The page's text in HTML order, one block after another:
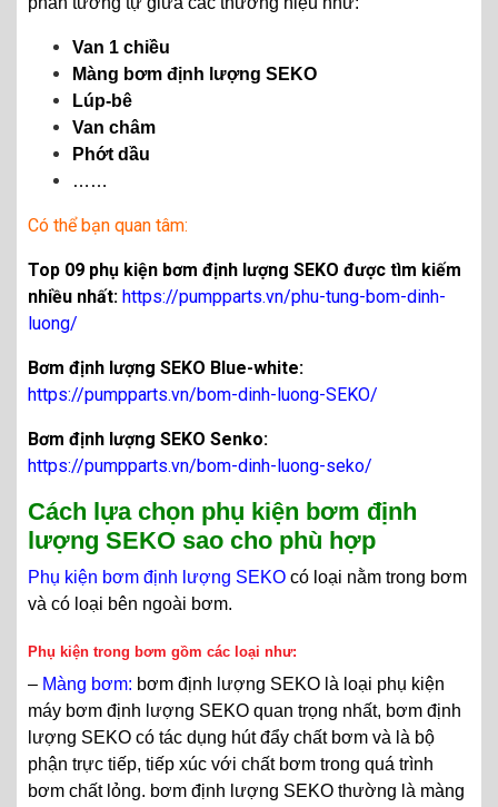
Van 1 chiều
Màng bơm định lượng SEKO
Lúp-bê
Van châm
Phớt dầu
……
Có thể bạn quan tâm:
Top 09 phụ kiện bơm định lượng SEKO được tìm kiếm
nhiều nhất: https://pumpparts.vn/phu-tung-bom-dinh-
luong/
Bơm định lượng SEKO Blue-white:
https://pumpparts.vn/bom-dinh-luong-SEKO/
Bơm định lượng SEKO Senko:
https://pumpparts.vn/bom-dinh-luong-seko/
Cách lựa chọn phụ kiện bơm định
lượng SEKO sao cho phù hợp
Phụ kiện bơm định lượng SEKO có loại nằm trong bơm
và có loại bên ngoài bơm.
Phụ kiện trong bơm gồm các loại như:
– Màng bơm: bơm định lượng SEKO là loại phụ kiện
máy bơm định lượng SEKO quan trọng nhất, bơm định
lượng SEKO có tác dụng hút đẩy chất bơm và là bộ
phận trực tiếp, tiếp xúc với chất bơm trong quá trình
bơm chất lỏng. bơm định lượng SEKO thường là màng